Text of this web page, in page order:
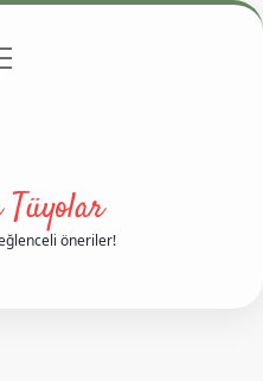
öneriler!